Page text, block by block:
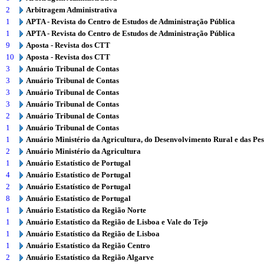
2
Arbitragem Administrativa
1
APTA - Revista do Centro de Estudos de Administração Pública
1
APTA - Revista do Centro de Estudos de Administração Pública
9
Aposta - Revista dos CTT
10
Aposta - Revista dos CTT
3
Anuário Tribunal de Contas
3
Anuário Tribunal de Contas
3
Anuário Tribunal de Contas
3
Anuário Tribunal de Contas
2
Anuário Tribunal de Contas
1
Anuário Tribunal de Contas
1
Anuário Ministério da Agricultura, do Desenvolvimento Rural e das
2
Anuário Ministério da Agricultura
1
Anuário Estatístico de Portugal
4
Anuário Estatístico de Portugal
2
Anuário Estatístico de Portugal
8
Anuário Estatístico de Portugal
1
Anuário Estatístico da Região Norte
1
Anuário Estatístico da Região de Lisboa e Vale do Tejo
1
Anuário Estatístico da Região de Lisboa
1
Anuário Estatístico da Região Centro
2
Anuário Estatístico da Região Algarve